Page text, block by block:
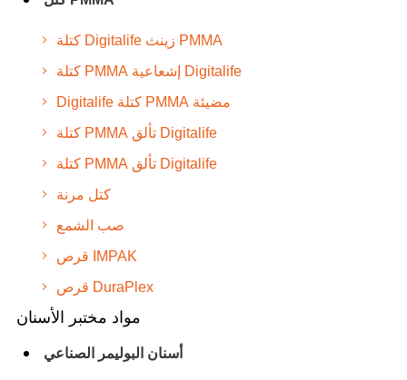
كتلة Digitalife زينث PMMA
كتلة PMMA إشعاعية Digitalife
Digitalife كتلة PMMA مضيئة
كتلة PMMA تألق Digitalife
كتلة PMMA تألق Digitalife
كتل مرنة
صب الشمع
قرص IMPAK
قرص DuraPlex
مواد مختبر الأسنان
أسنان البوليمر الصناعي